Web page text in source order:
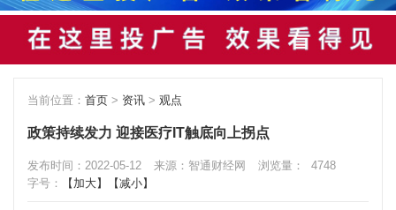
当前位置： 首页 > 资讯 > 观点
政策持续发力 迎接医疗IT触底向上拐点
发布时间：2022-05-12 来源：智通财经网 浏览量：
4748
字号：
【加大】 【减小】